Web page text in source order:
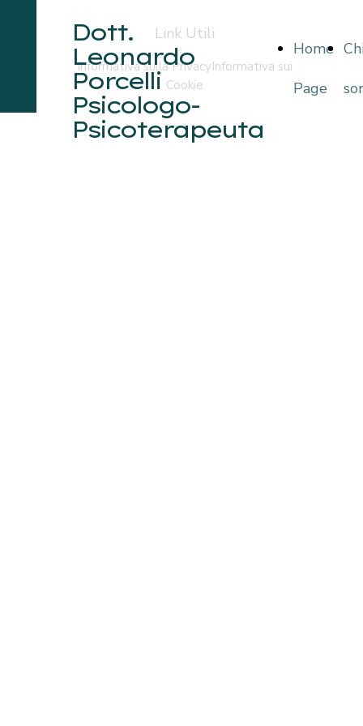
Home
Page
Link Utili
Dott.
Leonardo
Porcelli
Psicologo-
Psicoterapeuta
Informativa sulla PrivacyInformativa sui
Cookie